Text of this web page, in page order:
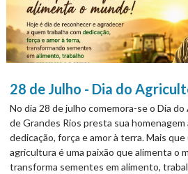
com material reciclável. O
Municipal, ao prefeito Professor William
participaram da obra, especialmente
Urbanismo....
28 de Julho - Dia do
No dia 28 de julho comemora-se o Dia
de Grandes Rios presta sua homenagem
dedicação, força e amor à terra. Mais que
agricultura é uma paixão que alimenta o
transforma sementes em alimento,